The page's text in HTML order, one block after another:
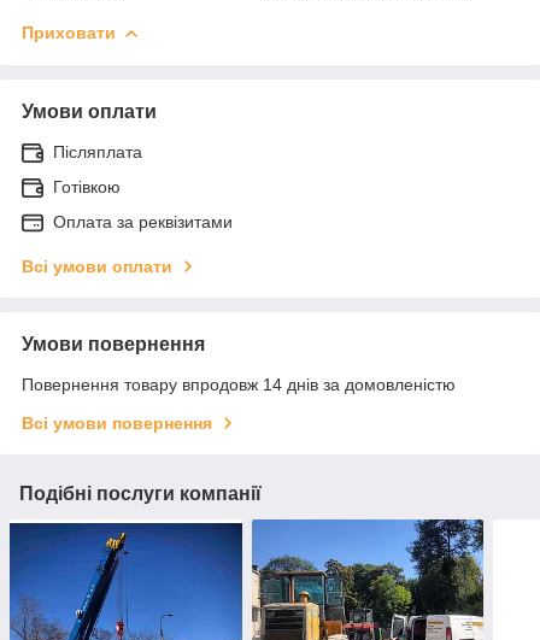
Приховати
Умови оплати
Післяплата
Готівкою
Оплата за реквізитами
Всі умови оплати
Умови повернення
Повернення товару впродовж 14 днів за домовленістю
Всі умови повернення
Подібні послуги компанії